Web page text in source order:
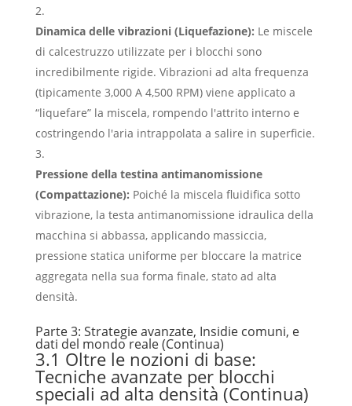
Dinamica delle vibrazioni (Liquefazione): Le miscele
di calcestruzzo utilizzate per i blocchi sono
incredibilmente rigide. Vibrazioni ad alta frequenza
(tipicamente 3,000 A 4,500 RPM) viene applicato a
“liquefare” la miscela, rompendo l'attrito interno e
costringendo l'aria intrappolata a salire in superficie.
Pressione della testina antimanomissione
(Compattazione): Poiché la miscela fluidifica sotto
vibrazione, la testa antimanomissione idraulica della
macchina si abbassa, applicando massiccia,
pressione statica uniforme per bloccare la matrice
aggregata nella sua forma finale, stato ad alta
densità.
Parte 3: Strategie avanzate, Insidie ​​​​comuni, e
dati del mondo reale (Continua)
3.1 Oltre le nozioni di base:
Tecniche avanzate per blocchi
speciali ad alta densità (Continua)